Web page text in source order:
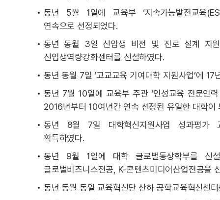
동년 5월 1일에 교육부 ‘지속가능발전교육
연속으로 선정되었다.
동년 동월 3일 신입생 비전 및 진로 설계 지
신입생역량강화센터를 신설하였다.
동년 동월 7일 ‘고교교육 기여대학 지원사업’에 17
동년 7월 10일에 교육부 주관 ‘인성교육 전문인
2016년부터 10여년간 연속 선정된 유일한 대학이
동년 8월 7일 대학혁신지원사업 성과평가 교
획득하였다.
동년 9월 1일에 대학 글로벌통상학부를 신
글로벌비즈니스전공, K-콘텐츠미디어산업전공을
동년 동월 동일 교육혁신단 산하 공학교육혁신센